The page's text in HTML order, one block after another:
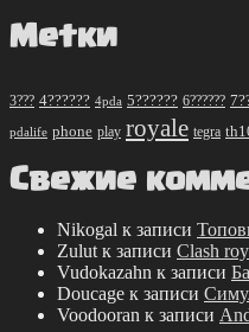
Метки
3??? 4?????? 4pda 5?????? 6??????
pdalife phone play royale tegra
Свежие
Nikogal к записи
Zulut к записи Clash
Vudokazahn к записи
Doucage к записи
Voodooran к записи